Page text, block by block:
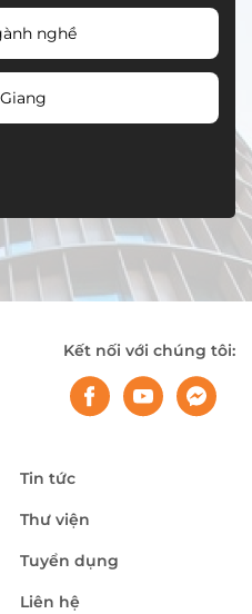
nghề
Kết nối với chúng tôi:
Tin tức
Thư viện
Tuyển dụng
Liên hệ